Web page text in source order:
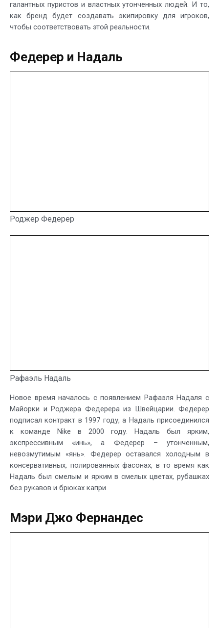
галантных пуристов и властных утонченных людей. И то,
как бренд будет создавать экипировку для игроков,
чтобы соответствовать этой реальности.
Федерер и Надаль
Роджер Федерер
Рафаэль Надаль
Новое время началось с появлением Рафаэля Надаля с
Майорки и Роджера Федерера из Швейцарии. Федерер
подписал контракт в 1997 году, а Надаль присоединился
к команде Nike в 2000 году. Надаль был ярким,
экспрессивным «инь», а Федерер – утонченным,
невозмутимым «янь». Федерер оставался холодным в
консервативных, полированных фасонах, в то время как
Надаль был смелым и ярким в смелых цветах, рубашках
без рукавов и брюках капри.
Мэри Джо Фернандес